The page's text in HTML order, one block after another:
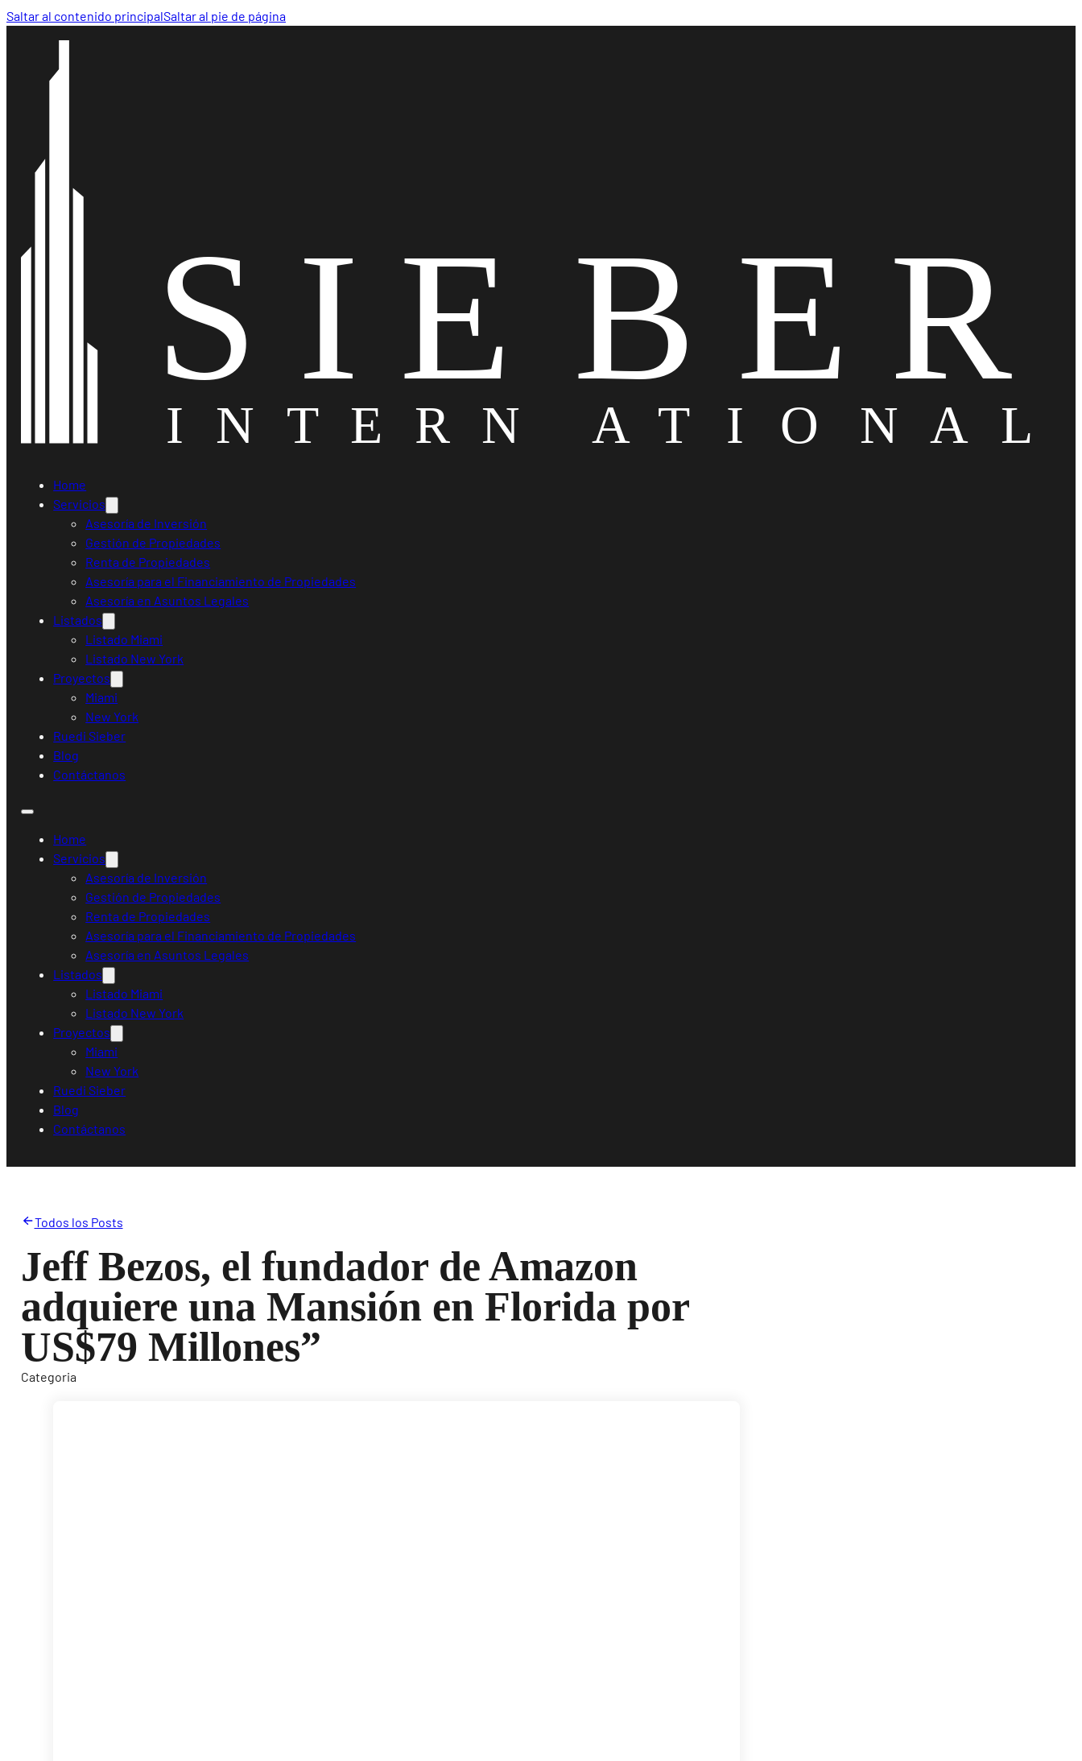
Saltar al contenido principalSaltar al pie de página
Home
Servicios
Asesoría de Inversión
Gestión de Propiedades
Renta de Propiedades
Asesoría para el Financiamiento de Propiedades
Asesoría en Asuntos Legales
Listados
Listado Miami
Listado New York
Proyectos
Miami
New York
Ruedi Sieber
Blog
Contáctanos
Home
Servicios
Asesoría de Inversión
Gestión de Propiedades
Renta de Propiedades
Asesoría para el Financiamiento de Propiedades
Asesoría en Asuntos Legales
Listados
Listado Miami
Listado New York
Proyectos
Miami
New York
Ruedi Sieber
Blog
Contáctanos
Todos los Posts
Jeff Bezos, el fundador de Amazon
adquiere una Mansión en Florida por
US$79 Millones”
Categoria